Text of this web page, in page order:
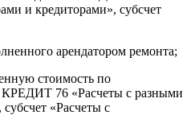
и кредиторами», субсчет
арендатором ремонта;
стоимость по
76 «Расчеты с разными
«Расчеты с